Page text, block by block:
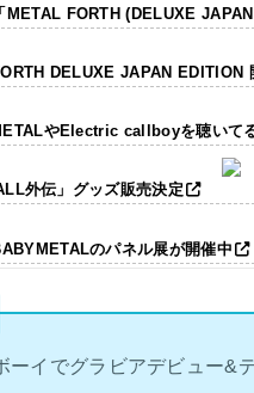
METAL FORTH (DELUXE
DELUXE JAPAN EDITION
やElectric callboyを聴いて
外伝」グッズ販売決定
のパネル展が開催中
ーイでグラビアデビュー&